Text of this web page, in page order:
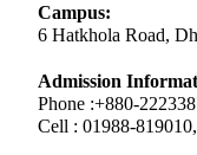
Campus:
6 Hatkhola Road,
Admission
Phone :+880-
Cell : 01988-